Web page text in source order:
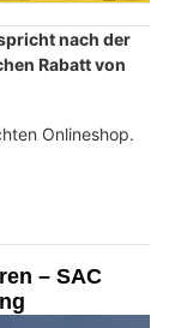
nach der
Rabatt von
Onlineshop.
– SAC